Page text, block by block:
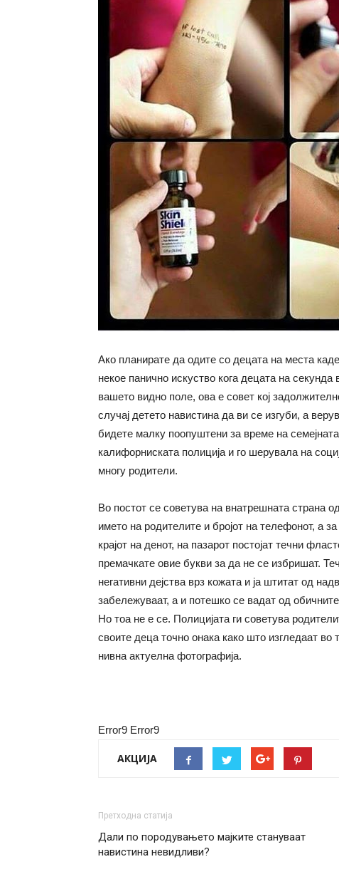
Ако планирате да одите со децата на места
некое панично искуство кога децата на
вашето видно поле, ова е совет кој
случај детето навистина да ви се изгуби, а
бидете малку поопуштени за време на
калифорниската полиција и го шерувала на
многу родители.
Во постот се советува на внатрешната страна
името на родителите и бројот на телефонот, а
крајот на денот, на пазарот постојат течни
премачкате овие букви за да не се избришат.
негативни дејства врз кожата и ја штитат од
забележуваат, а и потешко се вадат од
Но тоа не е се. Полицијата ги советува
своите деца точно онака како што изгледаат во
нивна актуелна фотографија.
Error9 Error9
АКЦИЈА
Претходна статија
Дали по породувањето мајките стануваат
навистина невидливи?